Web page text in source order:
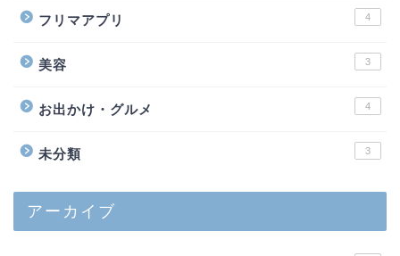
フリマアプリ 4
美容 3
お出かけ・グルメ 4
未分類 3
アーカイブ